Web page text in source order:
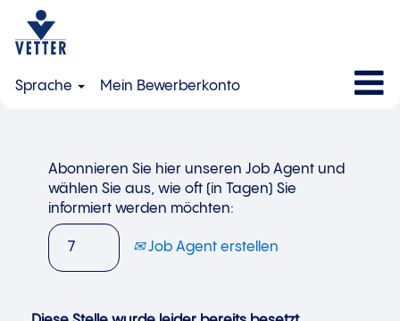
Sprache Mein Bewerberkonto
Abonnieren Sie hier unseren Job Agent und
wählen Sie aus, wie oft (in Tagen) Sie
informiert werden möchten:
Job Agent erstellen